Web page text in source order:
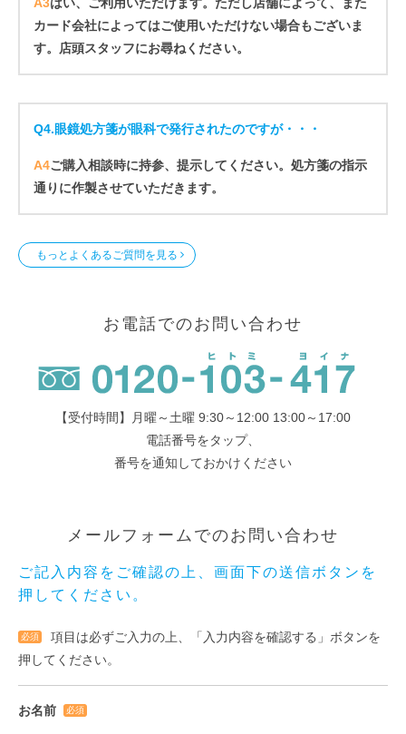
カード会社によってはご使用いただけない場合もございま
す。店頭スタッフにお尋ねください。
Q4.眼鏡処方箋が眼科で発行されたのですが・・・
A4ご購入相談時に持参、提示してください。処方箋の指示
通りに作製させていただきます。
もっとよくあるご質問を見る
お電話でのお問い合わせ
【受付時間】月曜～土曜 9:30～12:00 13:00～17:00
電話番号をタップ、
番号を通知しておかけください
メールフォームでのお問い合わせ
ご記入内容をご確認の上、画面下の送信ボタンを
押してください。
必須
項目は必ずご入力の上、「入力内容を確認する」ボタンを
押してください。
お名前 必須